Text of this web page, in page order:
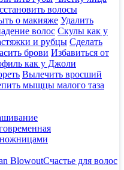
волосы
о макияже Удалить
волос Скулы как у
и рубцы Сделать
брови Избавиться от
как у Джоли
Вылечить вросший
мыщцы малого таза
BlowoutСчастье для волос